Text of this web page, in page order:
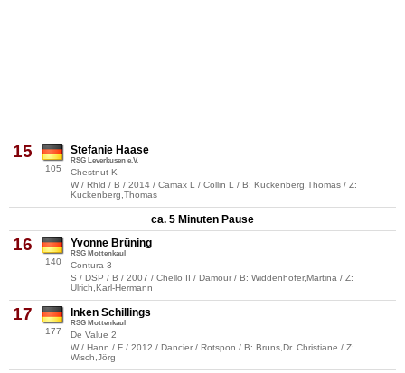
15
105
Stefanie Haase
RSG Leverkusen e.V.
Chestnut K
W / Rhld / B / 2014 / Camax L / Collin L / B: Kuckenberg,Thomas / Z:
Kuckenberg,Thomas
ca. 5 Minuten Pause
16
140
Yvonne Brüning
RSG Mottenkaul
Contura 3
S / DSP / B / 2007 / Chello II / Damour / B: Widdenhöfer,Martina / Z:
Ulrich,Karl-Hermann
17
177
Inken Schillings
RSG Mottenkaul
De Value 2
W / Hann / F / 2012 / Dancier / Rotspon / B: Bruns,Dr. Christiane / Z:
Wisch,Jörg